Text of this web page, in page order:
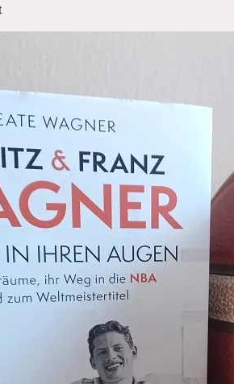
für